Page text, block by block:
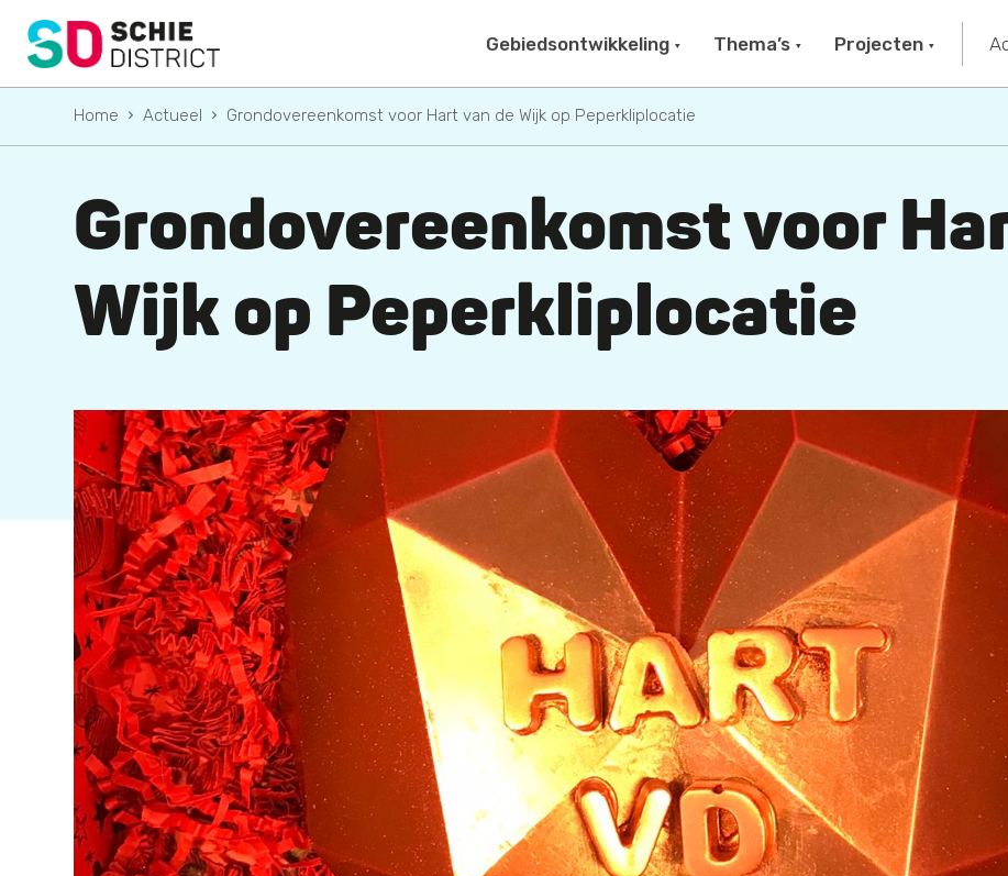
Gebiedsontwikkeling Thema’s Projecten
Home Actueel Grondovereenkomst voor Hart van de Wijk op Peperkliplocatie
Grondovereenkomst voor
Wijk op Peperkliplocatie